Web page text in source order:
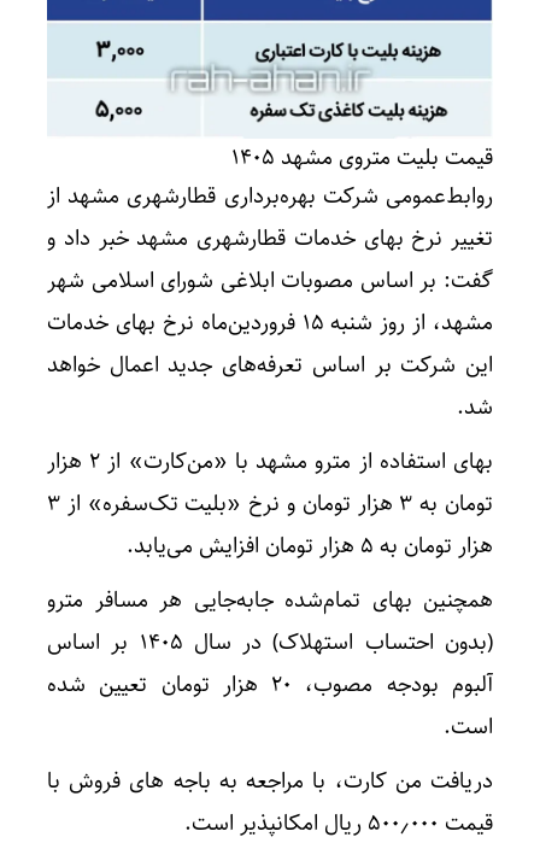
قیمت بلیت متروی مشهد ۱۴۰۵
روابط‌عمومی شرکت بهره‌برداری قطارشهری مشهد از
تغییر نرخ بهای خدمات قطارشهری مشهد خبر داد و
گفت: بر اساس مصوبات ابلاغی شورای اسلامی شهر
مشهد، از روز شنبه ۱۵ فروردین‌ماه نرخ بهای خدمات
این شرکت بر اساس تعرفه‌های جدید اعمال خواهد
شد.
بهای استفاده از مترو مشهد با «من‌کارت» از ۲ هزار
تومان به ۳ هزار تومان و نرخ «بلیت تک‌سفره» از ۳
هزار تومان به ۵ هزار تومان افزایش می‌یابد.
همچنین بهای تمام‌شده جابه‌جایی هر مسافر مترو
(بدون احتساب استهلاک) در سال ۱۴۰۵ بر اساس
آلبوم بودجه مصوب، ۲۰ هزار تومان تعیین شده
است.
دریافت من کارت، با مراجعه به باجه های فروش با
قیمت ۵۰۰٫۰۰۰ ریال امکانپذیر است.